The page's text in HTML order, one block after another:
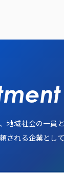
地域社会の一員
される企業とし